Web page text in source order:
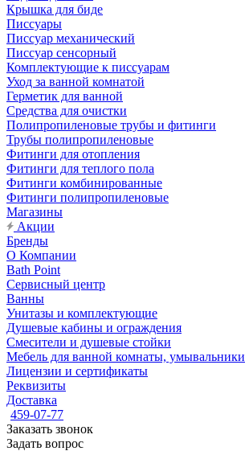
Крышка для биде
Писсуары
Писсуар механический
Писсуар сенсорный
Комплектующие к писсуарам
Уход за ванной комнатой
Герметик для ванной
Средства для очистки
Полипропиленовые трубы и фитинги
Трубы полипропиленовые
Фитинги для отопления
Фитинги для теплого пола
Фитинги комбинированные
Фитинги полипропиленовые
Магазины
Акции
Бренды
О Компании
Bath Point
Сервисный центр
Ванны
Унитазы и комплектующие
Душевые кабины и ограждения
Смесители и душевые стойки
Мебель для ванной комнаты, умывальники
Лицензии и сертификаты
Реквизиты
Доставка
459-07-77
Заказать звонок
Задать вопрос